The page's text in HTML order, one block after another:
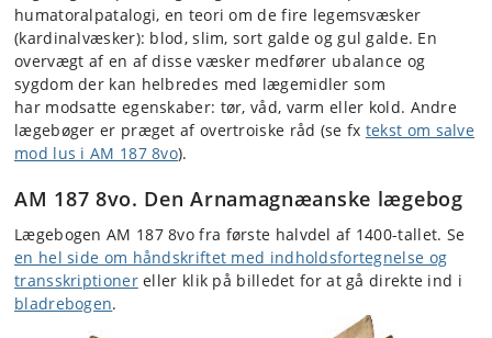
humatoralpatalogi, en teori om de fire legemsvæsker
(kardinalvæsker): blod, slim, sort galde og gul galde. En
overvægt af en af disse væsker medfører ubalance og
sygdom der kan helbredes med lægemidler som
har modsatte egenskaber: tør, våd, varm eller kold. Andre
lægebøger er præget af overtroiske råd (se fx tekst om salve
mod lus i AM 187 8vo).
AM 187 8vo. Den Arnamagnæanske lægebog
Lægebogen AM 187 8vo fra første halvdel af 1400-tallet. Se
en hel side om håndskriftet med indholdsfortegnelse og
transskriptionereller klik på billedet for at gå direkte ind i
bladrebogen.